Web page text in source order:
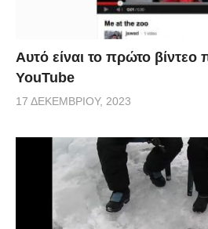
Αυτό είναι το πρώτο βίντεο
YouTube
17 ΔΕΚΕΜΒΡΊΟΥ, 2023